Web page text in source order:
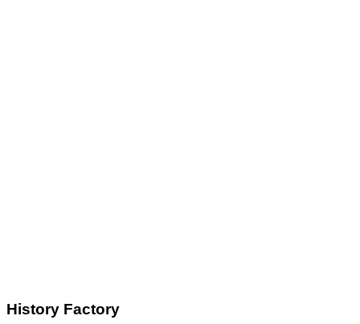
History Factory